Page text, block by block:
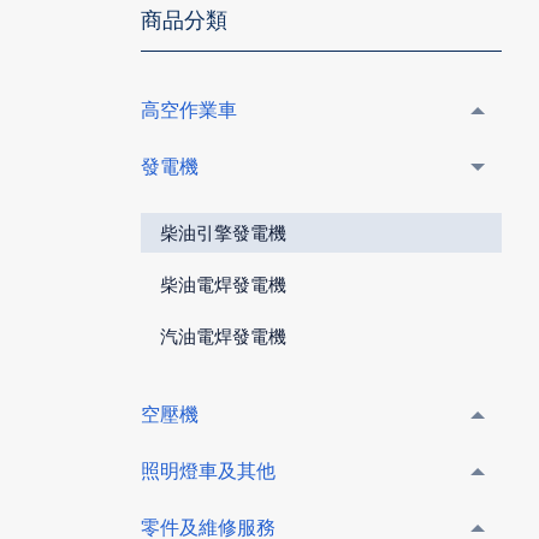
商品分類
高空作業車
發電機
柴油引擎發電機
柴油電焊發電機
汽油電焊發電機
空壓機
照明燈車及其他
零件及維修服務